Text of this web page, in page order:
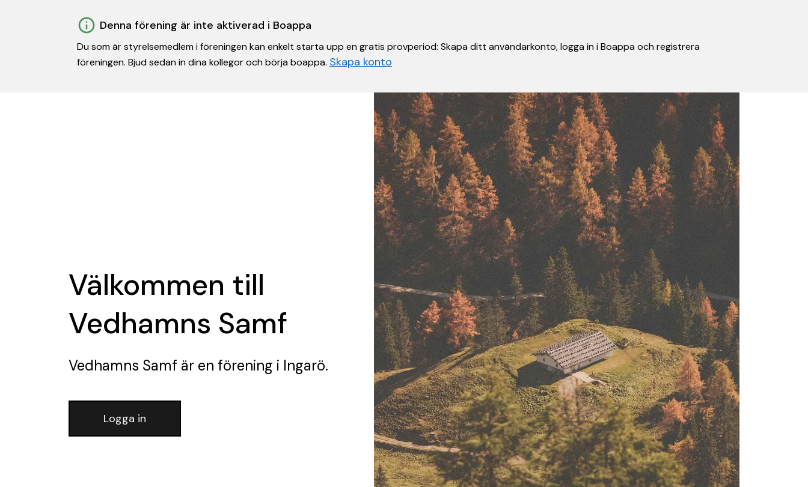
Denna förening är inte aktiverad i Boappa
Du som är styrelsemedlem i föreningen kan enkelt starta upp en gratis provperiod: Skapa ditt användarkonto, logga in i Boappa och registrera
föreningen. Bjud sedan in dina kollegor och börja boappa. Skapa konto
Välkommen till
Vedhamns Samf
Vedhamns Samf är en förening i Ingarö.
Logga in